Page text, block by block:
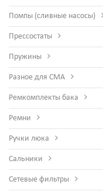
Помпы (сливные насосы)
Прессостаты
Пружины
Разное для СМА
Ремкомплекты бака
Ремни
Ручки люка
Сальники
Сетевые фильтры